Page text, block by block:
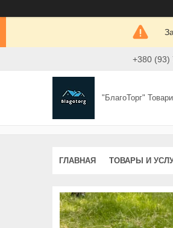
+380 (93)
"БлагоТорг"
ГЛАВНАЯ ТОВАРЫ И